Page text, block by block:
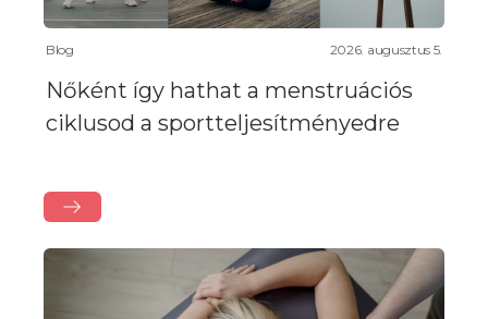
Blog 2026. augusztus 5.
Nőként így hathat a menstruációs
ciklusod a sportteljesítményedre